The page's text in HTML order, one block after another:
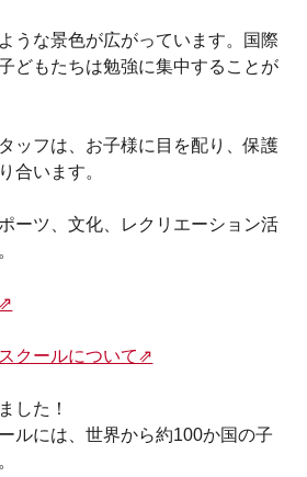
うな景色が広がっています。国際
どもたちは勉強に集中することが
ッフは、お子様に目を配り、保護
合います。
ーツ、文化、レクリエーション活
クールについて⇗
した！
ルには、世界から約100か国の子